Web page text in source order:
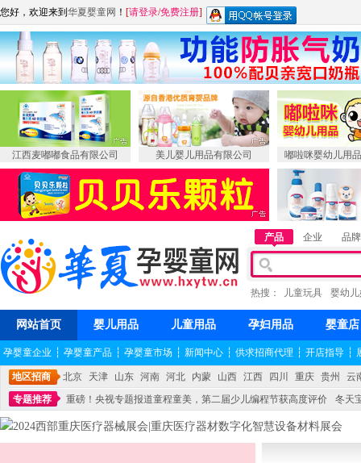
您好，欢迎来到 华夏婴童网 ！ [请登录/免费注册]
江西麦嘟嘟食品有限公司 美儿婴儿用品有限公司 嘟啦咪婴幼儿用
产品 企业 品牌
热搜： 儿童玩具 婴幼
网站首页 婴儿用品 儿童用品 孕妇用品 婴童店
孕婴童企业 ┆ 孕婴童产品 ┆ 孕婴童市场 ┆ 新闻中心 ┆ 供求招商代理 ┆ 开店指导 ┆
地区招商 北京 天津 山东 河南 河北 内蒙 山西 江西 四川 重庆 贵州
云
专题推荐
重磅！央视专题报道童程童美，第二届少儿编程节获高度评价
冬天
不能再单纯地销售产品,而要向增强服务转型,毕竟母婴产品比较特殊。”
妇幼广场